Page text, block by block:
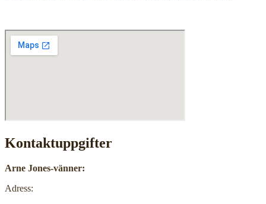
Kontaktuppgifter
Arne Jones-vänner:
Adress: